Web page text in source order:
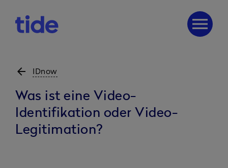
menu
arrow_back IDnow
Was ist eine Video-
Identifikation oder Video-
Legitimation?